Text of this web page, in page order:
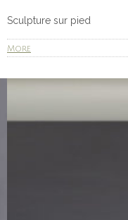
Sculpture sur pied
More